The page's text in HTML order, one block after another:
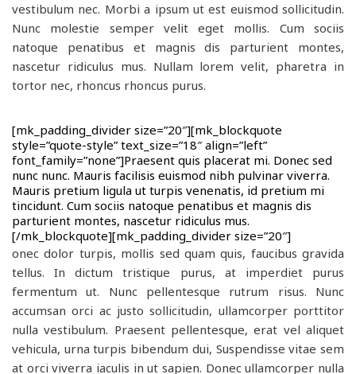
vestibulum nec. Morbi a ipsum ut est euismod sollicitudin.
Nunc molestie semper velit eget mollis. Cum sociis
natoque penatibus et magnis dis parturient montes,
nascetur ridiculus mus. Nullam lorem velit, pharetra in
tortor nec, rhoncus rhoncus purus.
[mk_padding_divider size=”20″][mk_blockquote
style=”quote-style” text_size=”18″ align=”left”
font_family=”none”]Praesent quis placerat mi. Donec sed
nunc nunc. Mauris facilisis euismod nibh pulvinar viverra.
Mauris pretium ligula ut turpis venenatis, id pretium mi
tincidunt. Cum sociis natoque penatibus et magnis dis
parturient montes, nascetur ridiculus mus.
[/mk_blockquote][mk_padding_divider size=”20″]
onec dolor turpis, mollis sed quam quis, faucibus gravida
tellus. In dictum tristique purus, at imperdiet purus
fermentum ut. Nunc pellentesque rutrum risus. Nunc
accumsan orci ac justo sollicitudin, ullamcorper porttitor
nulla vestibulum. Praesent pellentesque, erat vel aliquet
vehicula, urna turpis bibendum dui, Suspendisse vitae sem
at orci viverra iaculis in ut sapien. Donec ullamcorper nulla